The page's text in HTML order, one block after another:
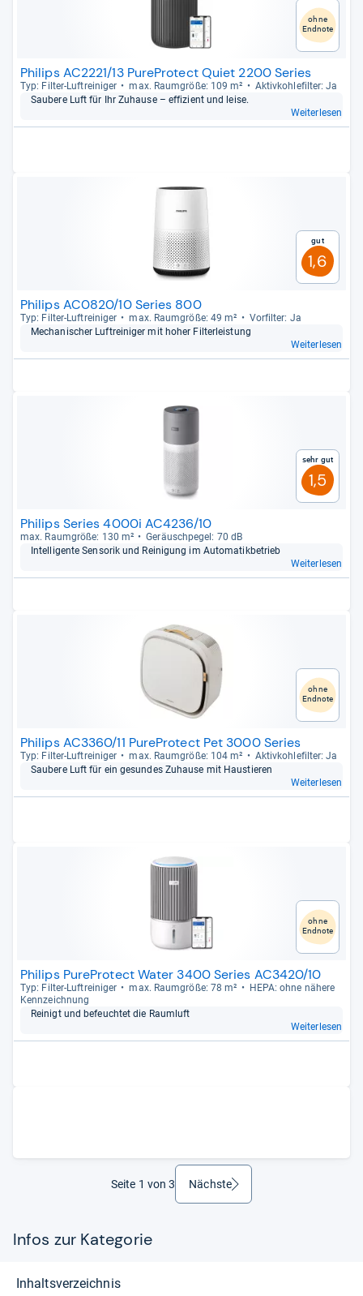
ohne
Endnote
Philips AC2221/13 PureProtect Quiet 2200 Series
Typ: Fil­ter-​Luftrei­ni­ger max. Raum­größe: 109 m²
Aktiv­koh­le­fil­ter: Ja
Sau­bere Luft für Ihr Zuhause – effi­zi­ent und leise.
Weiterlesen
Gut
1,6
Philips AC0820/10 Series 800
Typ: Fil­ter-​Luftrei­ni­ger max. Raum­größe: 49 m²
Vor­fil­ter: Ja
Mecha­ni­scher Luftrei­ni­ger mit hoher Fil­ter­leis­tung
Weiterlesen
Sehr gut
1,5
Philips Series 4000i AC4236/10
max. Raum­größe: 130 m²
Geräusch­pe­gel: 70 dB
Intel­li­gente Sen­so­rik und Rei­ni­gung im Auto­ma­tik­be­trieb
Weiterlesen
ohne
Endnote
Philips AC3360/11 PureProtect Pet 3000 Series
Typ: Fil­ter-​Luftrei­ni­ger max. Raum­größe: 104 m²
Aktiv­koh­le­fil­ter: Ja
Sau­bere Luft für ein gesun­des Zuhause mit Haus­tie­ren
Weiterlesen
ohne
Endnote
Philips PureProtect Water 3400 Series​ AC3420/10
Typ: Fil­ter-​Luftrei­ni­ger max. Raum­größe: 78 m²
HEPA: ohne nähere
Kenn­zeich­nung
Rei­nigt und befeuch­tet die Raum­luft
Weiterlesen
Seite 1 von 3 Nächsteweiter
Infos zur Kategorie
Inhaltsverzeichnis